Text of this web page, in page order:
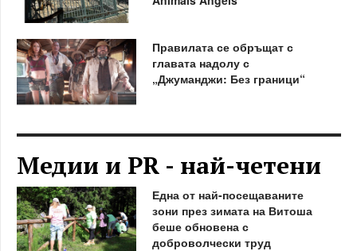
Правилата се обръщат с
главата надолу с
„Джуманджи: Без граници“
Медии и PR - най-четени
Една от най-посещаваните
зони през зимата на Витоша
беше обновена с
доброволчески труд